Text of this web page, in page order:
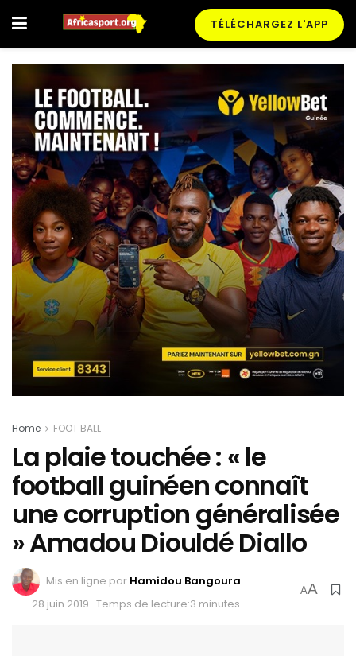
TÉLÉCHARGEZ L'APP
Home FOOT BALL
La plaie touchée : « le
football guinéen connaît
une corruption généralisée
» Amadou Diouldé Diallo
Mis en ligne par Hamidou Bangoura
28 juin 2019 Temps de lecture:3 minutes
AA